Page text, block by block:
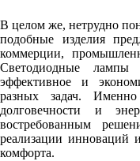
В целом же, нетрудно
подобные изделия
коммерции,
Светодиодные
эффективное и
разных задач. Именно
долговечности и
востребованным
реализации инноваций
комфорта.